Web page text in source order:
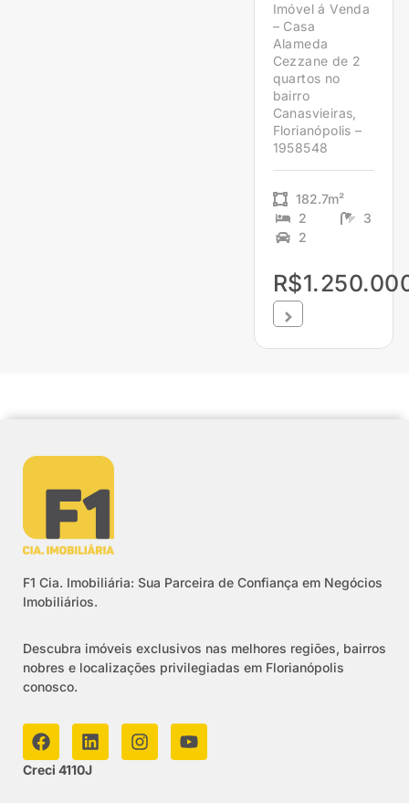
Imóvel á Venda
– Casa
Alameda
Cezzane de 2
quartos no
bairro
Canasvieiras,
Florianópolis –
1958548
182.7m²
2
3
2
F1 Cia. Imobiliária: Sua Parceira de Confiança em Negócios
Imobiliários.
Descubra imóveis exclusivos nas melhores regiões, bairros
nobres e localizações privilegiadas em Florianópolis
conosco.
Creci 4110J